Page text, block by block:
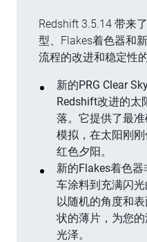
Redshift 3.5.14 带来
型、Flakes着色器和
流程的改进和稳定性的
新的PRG Clear
Redshift改进的太
落。它提供了最
模拟，在太阳刚
红色夕阳。
新的Flakes着色
车涂料到充满闪
以随机的角度和
状的薄片，为您
光泽。